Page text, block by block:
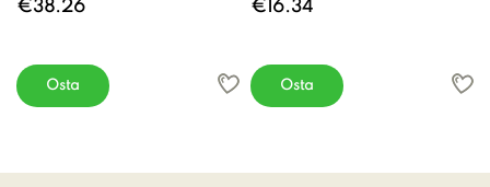
€38.26
Osta
€16.34
Osta